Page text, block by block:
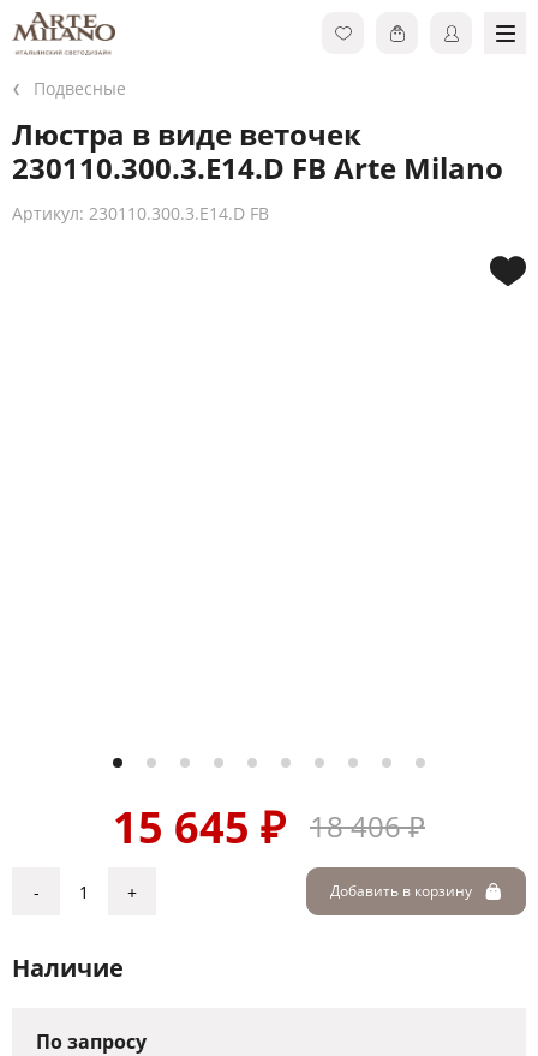
Подвесные
Люстра в виде веточек
230110.300.3.E14.D FB Arte Milano
Артикул: 230110.300.3.E14.D FB
18 406 ₽
15 645 ₽
- + Добавить в корзину
Наличие
По запросу